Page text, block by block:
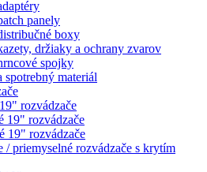
panely
boxy
držiaky a ochrany zvarov
spojky
spotrebný materiál
rozvádzače
19" rozvádzače
19" rozvádzače
/ priemyselné rozvádzače s krytím